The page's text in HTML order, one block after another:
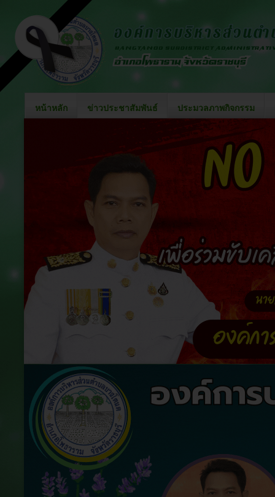
หน้าหลัก ข่าวประชาสัมพันธ์ ประมวลภาพกิจกรรม